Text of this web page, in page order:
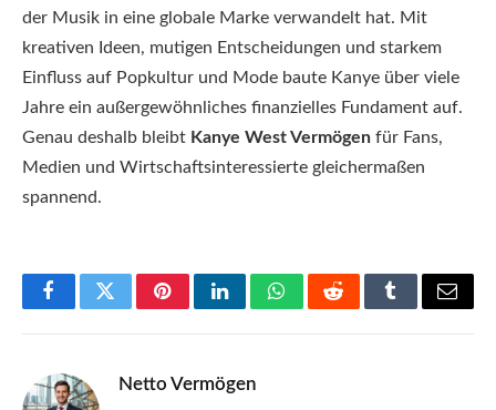
der Musik in eine globale Marke verwandelt hat. Mit
kreativen Ideen, mutigen Entscheidungen und starkem
Einfluss auf Popkultur und Mode baute Kanye über viele
Jahre ein außergewöhnliches finanzielles Fundament auf.
Genau deshalb bleibt Kanye West Vermögen für Fans,
Medien und Wirtschaftsinteressierte gleichermaßen
spannend.
FacebookTwitterPinterestLinkedInWhatsAppRedditTumblrEmail
Netto Vermögen